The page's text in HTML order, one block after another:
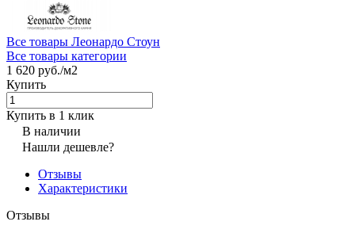
Все товары Леонардо Стоун
Все товары категории
1 620 руб./м2
Купить
Купить в 1 клик
В наличии
Нашли дешевле?
Отзывы
Характеристики
Отзывы